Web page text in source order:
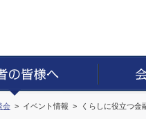
会 イベント情報 くらしに役立つ金